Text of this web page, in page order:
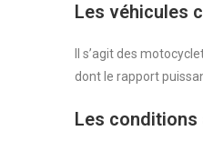
Les véhicules
Il s’agit des
dont le rapport
Les conditions